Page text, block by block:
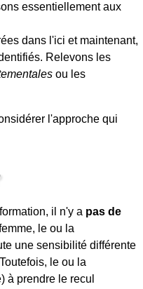
essentiellement aux
dans l'ici et maintenant,
Relevons les
ou les
l'approche qui
il n'y a pas de
le ou la
une sensibilité différente
le ou la
à prendre le recul